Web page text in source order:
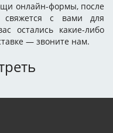
онлайн-формы, после
свяжется с вами для
остались какие-либо
— звоните нам.